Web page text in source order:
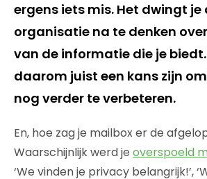
ergens iets mis. Het dwingt je
organisatie na te denken
van de informatie die je biedt.
daarom juist een kans zijn
nog verder te verbeteren.
En, hoe zag je mailbox er de
Waarschijnlijk werd je overspoeld
‘We vinden je privacy belangrijk!’,